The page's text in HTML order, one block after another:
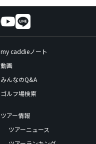
my caddieノート
動画
みんなのQ&A
ゴルフ場検索
ツアー情報
ツアーニュース